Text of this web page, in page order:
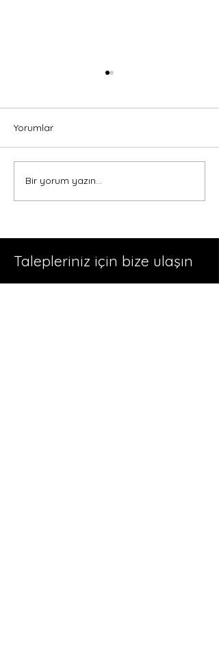
Online Satışlarınızı Artırın:
Hobiden Tasarım
Yorumlar
Bir yorum yazın...
Talepleriniz için bize ulaşın